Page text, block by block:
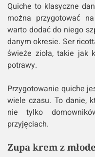
Quiche to klasyczne
można przygotować
warto dodać do niego
danym okresie. Ser
świeże zioła, takie jak
potrawy.
Przygotowanie quiche
wiele czasu. To danie,
nie tylko
przyjęciach.
Zupa krem z